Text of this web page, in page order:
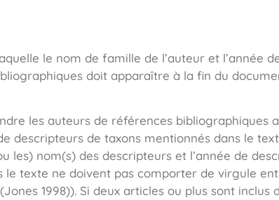
le nom de famille de l’auteur et l’année
doit apparaître à la fin du
les auteurs de références bibliographiques
descripteurs de taxons mentionnés dans le
nom(s) des descripteurs et l’année de
le texte ne doivent pas comporter de virgule
1998)). Si deux articles ou plus sont inclus